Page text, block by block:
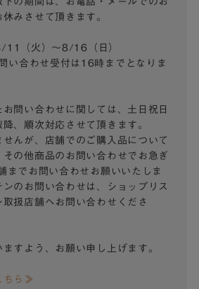
みさせて頂きます。
（火）～8/16（日）
合わせ受付は16時までとなりま
問い合わせに関しては、土日祝日
、順次対応させて頂きます。
んが、店舗でのご購入品について
その他商品のお問い合わせでお急ぎ
までお問い合わせお願いいたしま
ンのお問い合わせは、ショップリス
取扱店舗へお問い合わせくださ
すよう、お願い申し上げます。
ちら≫